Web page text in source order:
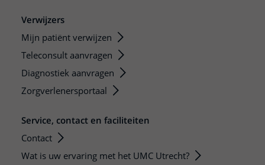
Verwijzers
Mijn patiënt verwijzen
Teleconsult aanvragen
Diagnostiek aanvragen
Zorgverlenersportaal
Service, contact en faciliteiten
Contact
Wat is uw ervaring met het UMC Utrecht?